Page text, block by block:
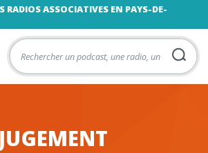
RADIOS ASSOCIATIVES EN PAYS-DE-
JUGEMENT